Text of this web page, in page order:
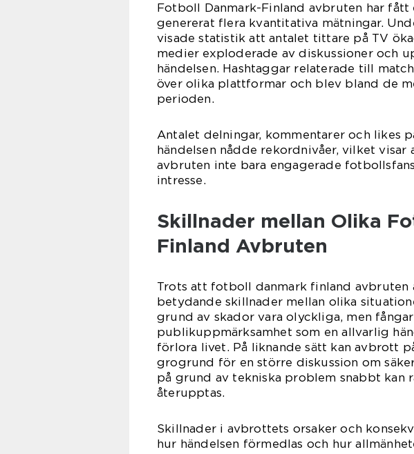
Fotboll Danmark-Finland avbruten har fått
genererat flera kvantitativa mätningar.
visade statistik att antalet tittare på TV
medier exploderade av diskussioner och
händelsen. Hashtaggar relaterade till
över olika plattformar och blev bland de
perioden.
Antalet delningar, kommentarer och likes
händelsen nådde rekordnivåer, vilket
avbruten inte bara engagerade
intresse.
Skillnader mellan Olika
Finland Avbruten
Trots att fotboll danmark finland avbruten
betydande skillnader mellan olika
grund av skador vara olyckliga, men
publikuppmärksamhet som en allvarlig
förlora livet. På liknande sätt kan avbrott
grogrund för en större diskussion om
på grund av tekniska problem snabbt kan
återupptas.
Skillnader i avbrottets orsaker och
hur händelsen förmedlas och hur